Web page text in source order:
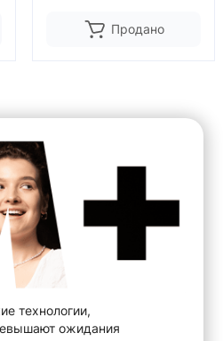
Продано
технологии,
ожидания